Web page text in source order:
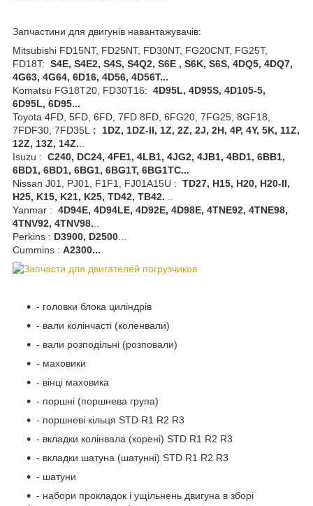
Запчастини для двигунів навантажувачів:
Mitsubishi FD15NT, FD25NT, FD30NT, FG20CNT, FG25T,
FD18T: S4E, S4E2, S4S, S4Q2, S6E , S6K, S6S, 4DQ5, 4DQ7,
4G63, 4G64, 6D16, 4D56, 4D56T...
Komatsu FG18T20, FD30T16: 4D95L, 4D95S, 4D105-5,
6D95L, 6D95...
Toyota 4FD, 5FD, 6FD, 7FD 8FD, 6FG20, 7FG25, 8GF18,
7FDF30, 7FD35L
: 1DZ, 1DZ-II, 1Z, 2Z, 2J, 2H, 4P, 4Y, 5K, 11Z,
12Z, 13Z, 14Z.
Isuzu : C240, DC24, 4FE1, 4LB1, 4JG2, 4JB1, 4BD1, 6BB1,
6BD1, 6BD1, 6BG1, 6BG1T, 6BG1TC...
Nissan J01, PJ01, F1F1, FJ01A15U : TD27, H15, H20, H20-II,
H25, K15, K21, K25, TD42, TB42.
Yanmar : 4D94E, 4D94LE, 4D92E, 4D98E, 4TNE92, 4TNE98,
4TNV92, 4TNV98.
Perkins : D3900, D2500
Cummins : A2300...
- головки блока циліндрів
- вали колінчасті (коленвали)
- вали розподільні (розповали)
- маховики
- вінці маховика
- поршні (поршнева група)
- поршневі кільця STD R1 R2 R3
- вкладки колінвала (корені) STD R1 R2 R3
- вкладки шатуна (шатунні) STD R1 R2 R3
- шатуни
- набори прокладок і ущільнень двигуна в зборі